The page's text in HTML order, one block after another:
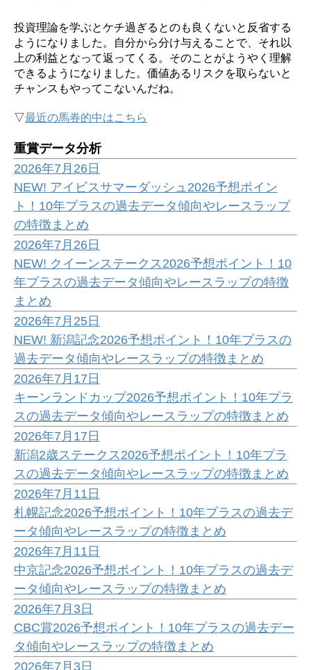
投資理論を学ぶとケチ過ぎるとのも良くないと反省する
ようになりました。自分から分け与えることで、それ以
上の利益となって返ってくる。そのことがようやく理解
できるようになりました。価値あるリスクを取らないと
チャンスもやってこないんだね。
▽最近の馬券的中はこちら
重賞データ分析
2026年7月26日
NEW! アイビスサマーダッシュ2026予想ポイン
ト！10年プラスの過去データ傾向やレースラップ
の特徴まとめ
2026年7月26日
NEW! クイーンステークス2026予想ポイント！10
年プラスの過去データ傾向やレースラップの特徴
まとめ
2026年7月25日
NEW! 新潟記念2026予想ポイント！10年プラスの
過去データ傾向やレースラップの特徴まとめ
2026年7月17日
キーンランドカップ2026予想ポイント！10年プラ
スの過去データ傾向やレースラップの特徴まとめ
2026年7月17日
新潟2歳ステークス2026予想ポイント！10年プラ
スの過去データ傾向やレースラップの特徴まとめ
2026年7月11日
札幌記念2026予想ポイント！10年プラスの過去デ
ータ傾向やレースラップの特徴まとめ
2026年7月11日
中京記念2026予想ポイント！10年プラスの過去デ
ータ傾向やレースラップの特徴まとめ
2026年7月3日
CBC賞2026予想ポイント！10年プラスの過去デー
タ傾向やレースラップの特徴まとめ
2026年7月3日